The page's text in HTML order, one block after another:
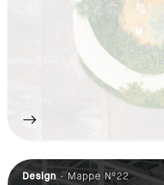
Design- Mappe N°22